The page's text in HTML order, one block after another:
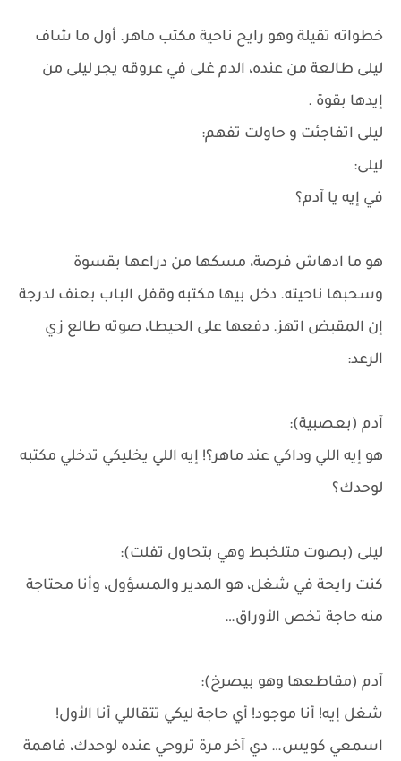
خطواته تقيلة وهو رايح ناحية مكتب ماهر. أول ما شاف
ليلى طالعة من عنده، الدم غلى في عروقه يجر ليلى من
إيدها بقوة .
ليلى اتفاجئت و حاولت تفهم:
ليلى:
في إيه يا آدم؟
هو ما ادهاش فرصة، مسكها من دراعها بقسوة
وسحبها ناحيته. دخل بيها مكتبه وقفل الباب بعنف لدرجة
إن المقبض اتهز. دفعها على الحيطا، صوته طالع زي
الرعد:
آدم (بعصبية):
هو إيه اللي وداكي عند ماهر؟! إيه اللي يخليكي تدخلي مكتبه
لوحدك؟
ليلى (بصوت متلخبط وهي بتحاول تفلت):
كنت رايحة في شغل، هو المدير والمسؤول، وأنا محتاجة
منه حاجة تخص الأوراق…
آدم (مقاطعها وهو بيصرخ):
شغل إيه! أنا موجود! أي حاجة ليكي تتقاللي أنا الأول!
اسمعي كويس… دي آخر مرة تروحي عنده لوحدك، فاهمة